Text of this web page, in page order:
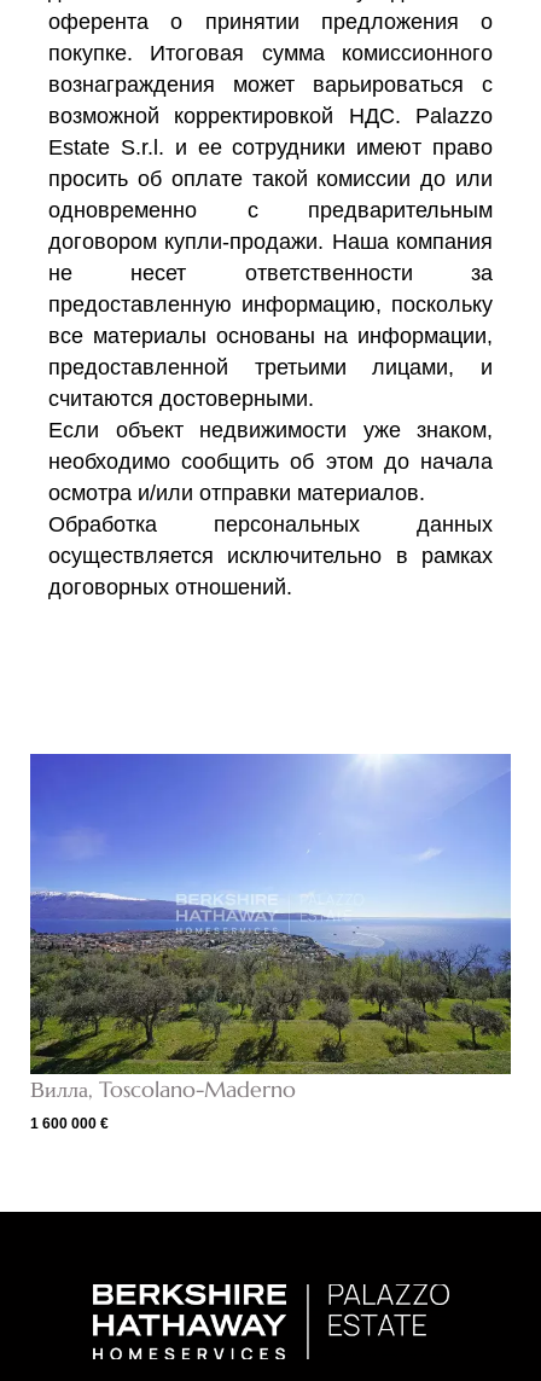
оферента о принятии предложения о
покупке. Итоговая сумма комиссионного
вознаграждения может варьироваться с
возможной корректировкой НДС. Palazzo
Estate S.r.l. и ее сотрудники имеют право
просить об оплате такой комиссии до или
одновременно с предварительным
договором купли-продажи. Наша компания
не несет ответственности за
предоставленную информацию, поскольку
все материалы основаны на информации,
предоставленной третьими лицами, и
считаются достоверными.
Если объект недвижимости уже знаком,
необходимо сообщить об этом до начала
осмотра и/или отправки материалов.
Обработка персональных данных
осуществляется исключительно в рамках
договорных отношений.
Вилла, Toscolano-Maderno
1 600 000 €